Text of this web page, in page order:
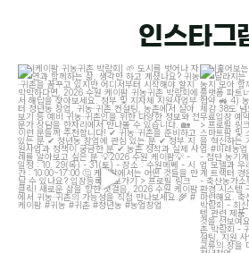
인스타그
[케이팜 귀농귀촌 박람회]
도시를 벗어나
자연과 함께하는 삶, 생각만 하고 계셨나요?...
4 4
[훑어보는